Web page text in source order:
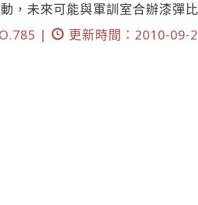
，未來可能與軍訓室合辦漆彈
|
更新時間：2010-09-